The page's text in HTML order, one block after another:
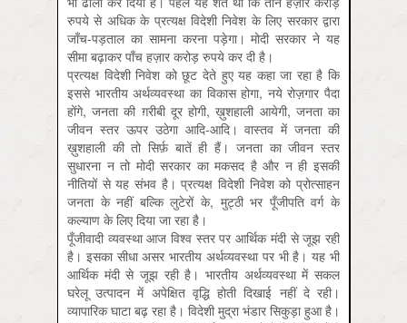
रुपये से अधिक के प्रत्यक्ष विदेशी निवेश के लिए सरकार द्वारा
जाँच-पड़ताल का सामना करना पड़ेगा। मोदी सरकार ने यह
सीमा बढ़ाकर पाँच हज़ार करोड़ रुपये कर दी है।
प्रत्यक्ष विदेशी निवेश को छूट देते हुए यह कहा जा रहा है कि
इससे भारतीय अर्थव्यवस्था का विकास होगा, नये रोज़गार पैदा
होंगे, जनता की ग़रीबी दूर होगी, ख़ुशहाली आयेगी, जनता का
जीवन स्तर ऊपर उठेगा आदि-आदि। वास्तव में जनता की
ख़ुशहाली की तो सिर्फ़ बातें ही हैं। जनता का जीवन स्तर
सुधारना न तो मोदी सरकार का मकसद है और न ही इसकी
नीतियों से यह संभव है। प्रत्यक्ष विदेशी निवेश को प्रोत्साहन
जनता के नहीं बल्कि लुटेरों के, मुट्ठी भर पूँजीपति वर्ग के
कल्याण के लिए दिया जा रहा है।
पूँजीवादी व्यवस्था आज विश्व स्तर पर आर्थिक मंदी से जूझ रही
है। इसका सीधा असर भारतीय अर्थव्यवस्था पर भी है। यह भी
आर्थिक मंदी से जूझ रही है। भारतीय अर्थव्यवस्था में सकल
घरेलू उत्पादन में अपेक्षित वृद्धि होती दिखाई नहीं दे रही।
व्यापारिक घाटा बढ़ रहा है। विदेशी मुद्रा भंडार सिकुड़ा हुआ है।